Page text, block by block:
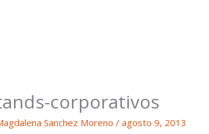
corporativos
Sanchez Moreno / agosto 9, 2013